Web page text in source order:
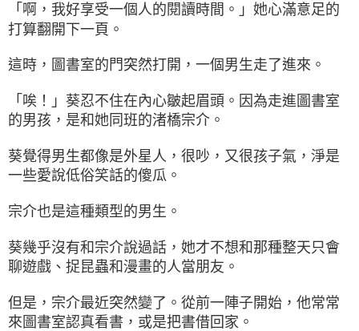
「啊，我好享受一個人的閱讀時間。」她心滿意足的
打算翻開下一頁。
這時，圖書室的門突然打開，一個男生走了進來。
「唉！」葵忍不住在內心皺起眉頭。因為走進圖書室
的男孩，是和她同班的渚橋宗介。
葵覺得男生都像是外星人，很吵，又很孩子氣，淨是
一些愛說低俗笑話的傻瓜。
宗介也是這種類型的男生。
葵幾乎沒有和宗介說過話，她才不想和那種整天只會
聊遊戲、捉昆蟲和漫畫的人當朋友。
但是，宗介最近突然變了。從前一陣子開始，他常常
來圖書室認真看書，或是把書借回家。